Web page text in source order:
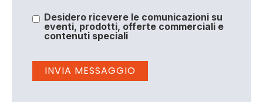
Desidero ricevere le comunicazioni su
eventi, prodotti, offerte commerciali e
contenuti speciali